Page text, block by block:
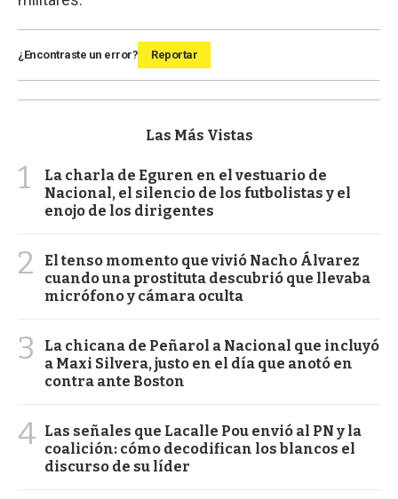
¿Encontraste un error? Reportar
Las Más Vistas
1
La charla de Eguren en el vestuario de
Nacional, el silencio de los futbolistas y el
enojo de los dirigentes
2
El tenso momento que vivió Nacho Álvarez
cuando una prostituta descubrió que llevaba
micrófono y cámara oculta
3
La chicana de Peñarol a Nacional que incluyó
a Maxi Silvera, justo en el día que anotó en
contra ante Boston
4 Las señales que Lacalle Pou envió al PN y la
coalición: cómo decodifican los blancos el
discurso de su líder